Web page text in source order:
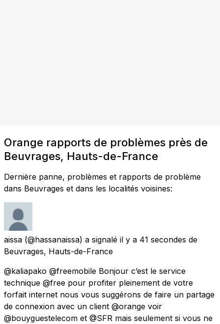
Orange rapports de problèmes près de
Beuvrages, Hauts-de-France
Dernière panne, problèmes et rapports de problème
dans Beuvrages et dans les localités voisines:
aissa (@hassanaissa) a signalé il y a 41 secondes de
Beuvrages, Hauts-de-France
@kaliapako @freemobile Bonjour c’est le service
technique @free pour profiter pleinement de votre
forfait internet nous vous suggérons de faire un partage
de connexion avec un client @orange voir
@bouyguestelecom et @SFR mais seulement si vous ne